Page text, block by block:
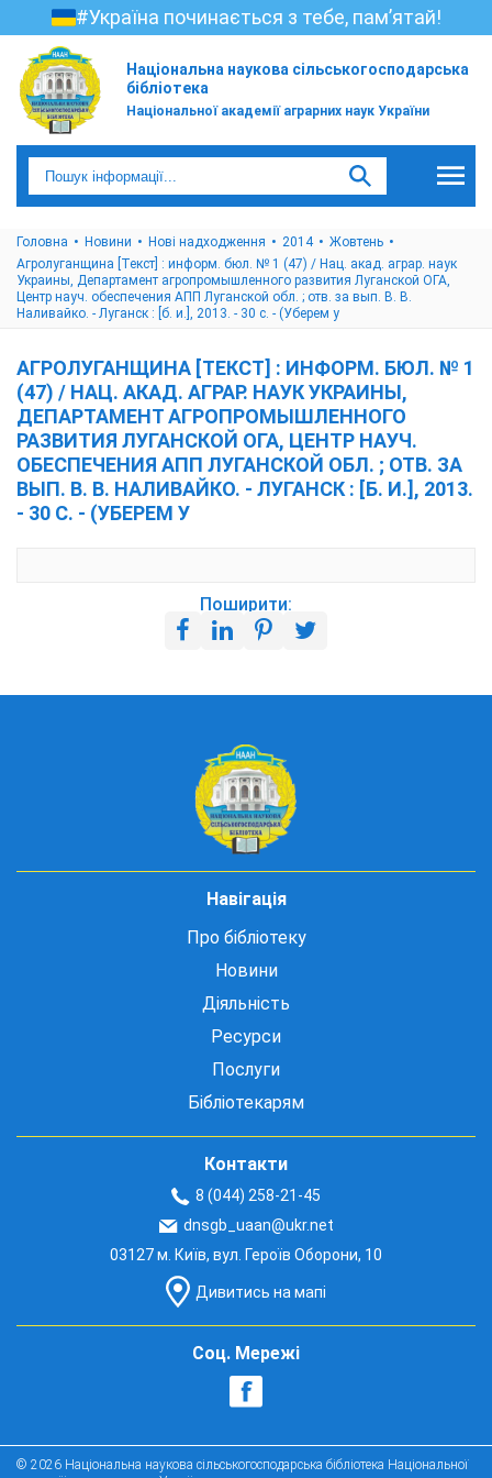
#Україна починається з тебе, пам’ятай!
Національна наукова сільськогосподарська
бібліотека
Національної академії аграрних наук України
Головна Новини Нові надходження 2014
Жовтень
Агролуганщина [Текст] : информ. бюл. № 1 (47) / Нац. акад. аграр. наук
Украины, Департамент агропромышленного развития Луганской ОГА,
Центр науч. обеспечения АПП Луганской обл. ; отв. за вып. В. В.
Наливайко. - Луганск : [б. и.], 2013. - 30 с. - (Уберем у
АГРОЛУГАНЩИНА [ТЕКСТ] : ИНФОРМ. БЮЛ. № 1
(47) / НАЦ. АКАД. АГРАР. НАУК УКРАИНЫ,
ДЕПАРТАМЕНТ АГРОПРОМЫШЛЕННОГО
РАЗВИТИЯ ЛУГАНСКОЙ ОГА, ЦЕНТР НАУЧ.
ОБЕСПЕЧЕНИЯ АПП ЛУГАНСКОЙ ОБЛ. ; ОТВ. ЗА
ВЫП. В. В. НАЛИВАЙКО. - ЛУГАНСК : [Б. И.], 2013.
- 30 С. - (УБЕРЕМ У
Поширити:
Навігація
Про бібліотеку
Новини
Діяльність
Ресурси
Послуги
Бібліотекарям
Контакти
8 (044) 258-21-45
dnsgb_uaan@ukr.net
03127 м. Київ, вул. Героїв Оборони, 10
Дивитись на мапі
Соц. Мережі
© 2026 Національна наукова сільськогосподарська бібліотека Національної